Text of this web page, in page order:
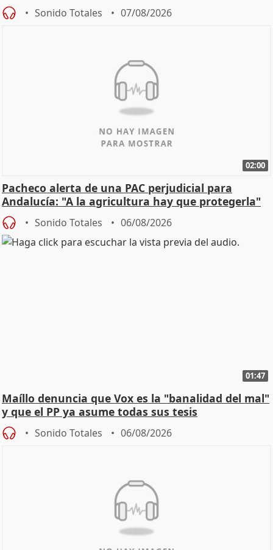
Sonido Totales 07/08/2026
02:00
Pacheco alerta de una PAC perjudicial para
Andalucía: "A la agricultura hay que protegerla"
Sonido Totales 06/08/2026
01:47
Maíllo denuncia que Vox es la "banalidad del mal"
y que el PP ya asume todas sus tesis
Sonido Totales 06/08/2026